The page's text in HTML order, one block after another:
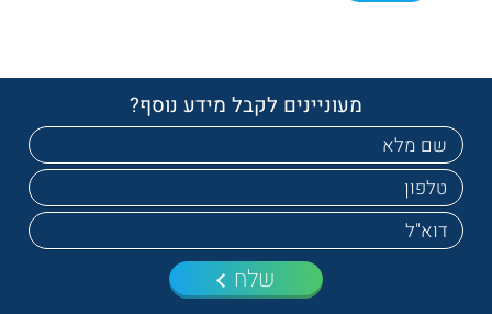
מעוניינים לקבל מידע נוסף?
שלח